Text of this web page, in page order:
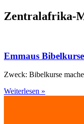
Zentralafrika-
Emmaus
Zweck: Bibelkurse
Weiterlesen »